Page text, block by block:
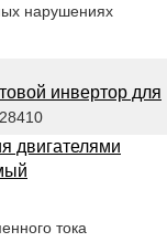
нарушениях
инвертор для
двигателями
тока